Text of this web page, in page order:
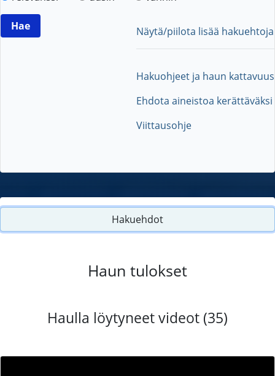
Näytä/piilota lisää hakuehtoja
Hakuohjeet ja haun kattavuus
Ehdota aineistoa kerättäväksi
Viittausohje
Hakuehdot
Haun tulokset
Haulla löytyneet videot (35)